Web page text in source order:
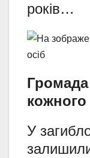
років…
кожного
У